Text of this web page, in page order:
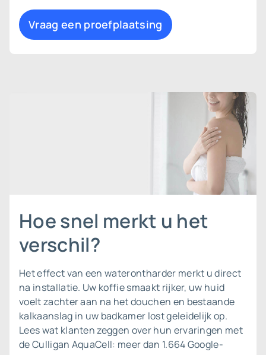
Vraag een proefplaatsing
Hoe snel merkt u het
verschil?
Het effect van een waterontharder merkt u direct
na installatie. Uw koffie smaakt rijker, uw huid
voelt zachter aan na het douchen en bestaande
kalkaanslag in uw badkamer lost geleidelijk op.
Lees wat klanten zeggen overhun ervaringen met
de Culligan AquaCell: meer dan 1.664 Google-